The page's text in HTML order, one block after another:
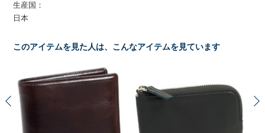
生産国：
日本
このアイテムを見た人は、こんなアイテムを見ています